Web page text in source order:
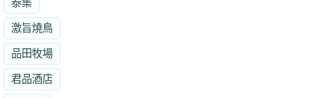
泰集
激旨燒鳥
品田牧場
君品酒店